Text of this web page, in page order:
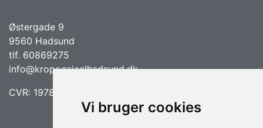
Vi bruger cookies
Østergade 9
9560 Hadsund
tlf. 60869275
info@kropogsjaelhadsund.dk
CVR: 19786234